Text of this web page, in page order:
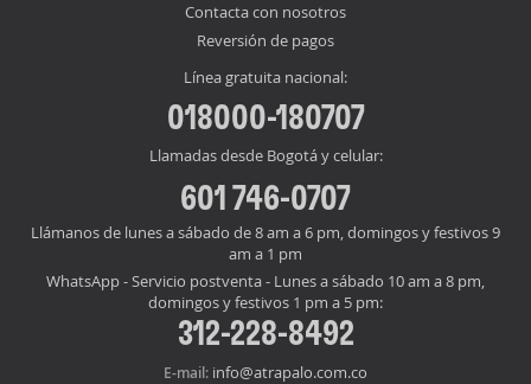
Contacta con nosotros
Reversión de pagos
Línea gratuita nacional:
018000-180707
Llamadas desde Bogotá y celular:
601 746-0707
Llámanos de lunes a sábado de 8 am a 6 pm, domingos y festivos 9
am a 1 pm
WhatsApp - Servicio postventa - Lunes a sábado 10 am a 8 pm,
domingos y festivos 1 pm a 5 pm:
312-228-8492
E-mail: info@atrapalo.com.co